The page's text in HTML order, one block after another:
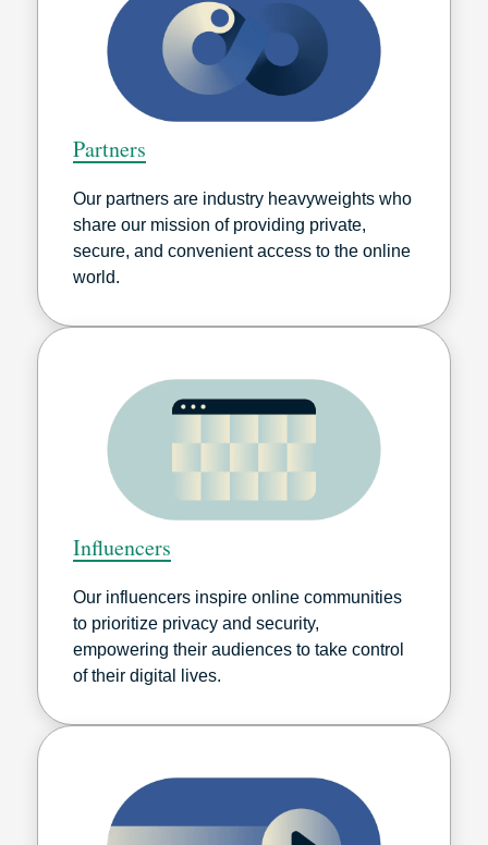
Partners
Our partners are industry heavyweights who
share our mission of providing private,
secure, and convenient access to the online
world.
Influencers
Our influencers inspire online communities
to prioritize privacy and security,
empowering their audiences to take control
of their digital lives.